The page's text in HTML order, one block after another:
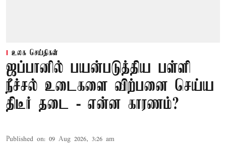
உலக செய்திகள்
ஜப்பானில் பயன்படுத்திய பள்ளி
நீச்சல் உடைகளை விற்பனை செய்ய
திடீர் தடை - என்ன காரணம்?
Published on: 09 Aug 2026, 3:26 am